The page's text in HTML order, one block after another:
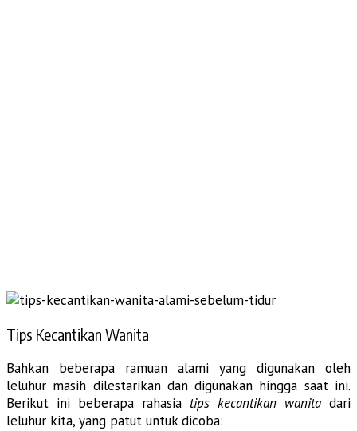
Tips Kecantikan Wanita
Bahkan beberapa ramuan alami yang digunakan oleh
leluhur masih dilestarikan dan digunakan hingga saat ini.
Berikut ini beberapa rahasia tips kecantikan wanita dari
leluhur kita, yang patut untuk dicoba: